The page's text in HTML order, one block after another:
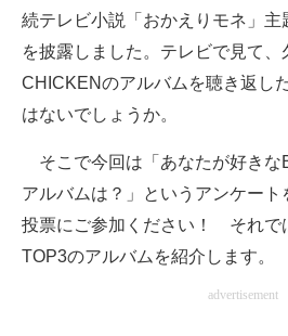
スマホと通信の最新トレンド
進化するPCとデバイスの未来
好きが集まる 比べて選べる
ビジネスと働き方のヒント
AI活用のいまが分かる
企業ITのトレンドを詳説
経営リーダーのコミュニティ
続テレビ小説「おかえりモネ」主
を披露しました。テレビで見て
CHICKENのアルバムを聴き返し
はないでしょうか。
そこで今回は「あなたが好きな
アルバムは？」というアンケート
投票にご参加ください！ それで
TOP3のアルバムを紹介します。
advertisement